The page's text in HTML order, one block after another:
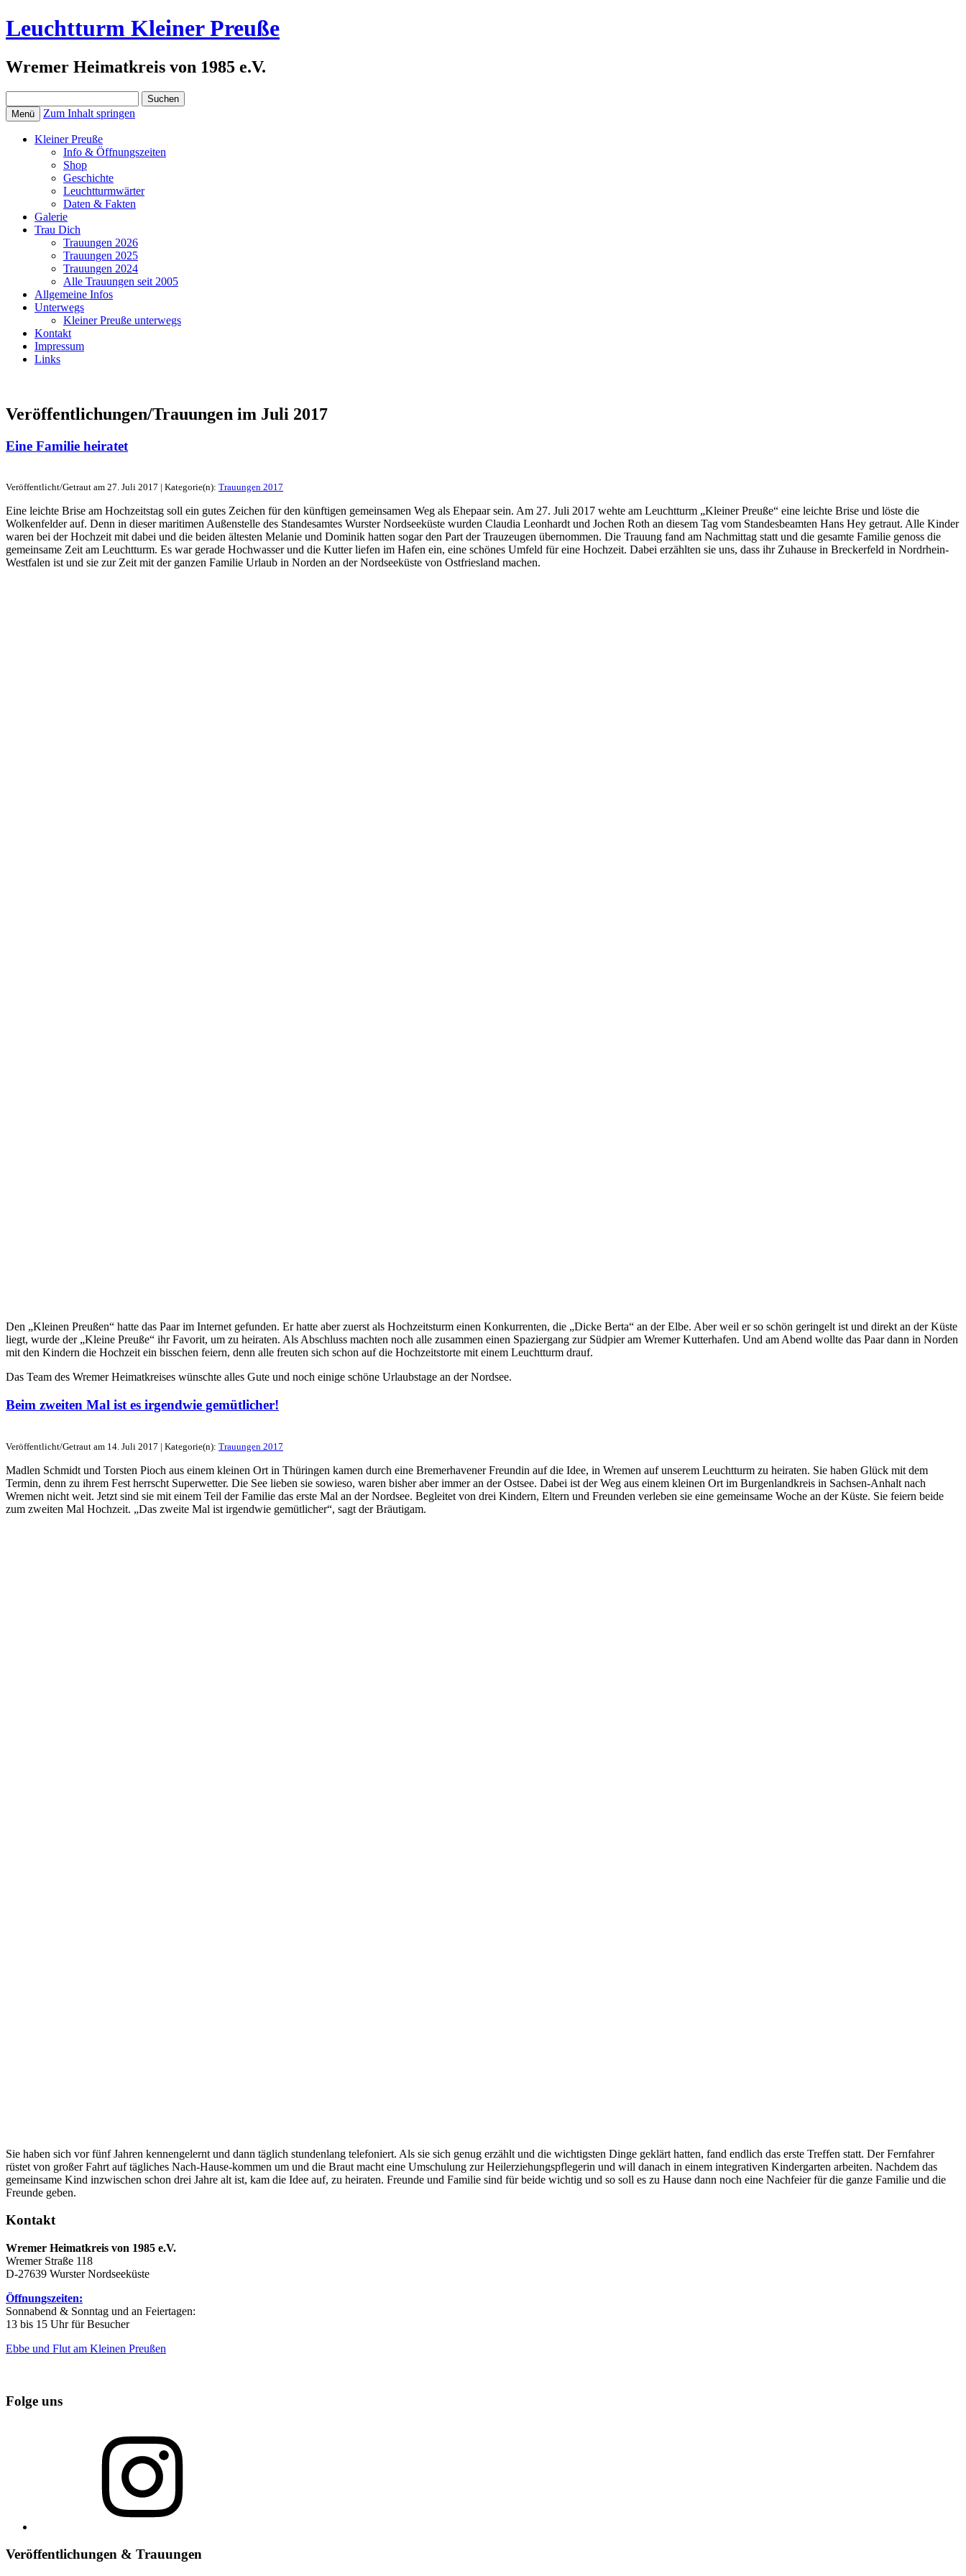
Leuchtturm Kleiner Preuße
Wremer Heimatkreis von 1985 e.V.
nach:
Menü Zum Inhalt springen
Kleiner Preuße
Info & Öffnungszeiten
Shop
Geschichte
Leuchtturmwärter
Daten & Fakten
Galerie
Trau Dich
Trauungen 2026
Trauungen 2025
Trauungen 2024
Alle Trauungen seit 2005
Allgemeine Infos
Unterwegs
Kleiner Preuße unterwegs
Kontakt
Impressum
Links
Veröffentlichungen/Trauungen im Juli 2017
Eine Familie heiratet
Veröffentlicht/Getraut am 27. Juli 2017 | Kategorie(n): Trauungen 2017
Eine leichte Brise am Hochzeitstag soll ein gutes Zeichen für den künftigen gemeinsamen Weg als Ehepaar sein. Am 27. Juli 2017 wehte am Leuchtturm „Kleiner Preuße“ eine leichte Brise und löste die
Wolkenfelder auf. Denn in dieser maritimen Außenstelle des Standesamtes Wurster Nordseeküste wurden Claudia Leonhardt und Jochen Roth an diesem Tag vom Standesbeamten Hans Hey getraut. Alle Kinder
waren bei der Hochzeit mit dabei und die beiden ältesten Melanie und Dominik hatten sogar den Part der Trauzeugen übernommen. Die Trauung fand am Nachmittag statt und die gesamte Familie genoss die
gemeinsame Zeit am Leuchtturm. Es war gerade Hochwasser und die Kutter liefen im Hafen ein, eine schönes Umfeld für eine Hochzeit. Dabei erzählten sie uns, dass ihr Zuhause in Breckerfeld in Nordrhein-
Westfalen ist und sie zur Zeit mit der ganzen Familie Urlaub in Norden an der Nordseeküste von Ostfriesland machen.
Den „Kleinen Preußen“ hatte das Paar im Internet gefunden. Er hatte aber zuerst als Hochzeitsturm einen Konkurrenten, die „Dicke Berta“ an der Elbe. Aber weil er so schön geringelt ist und direkt an der Küste
liegt, wurde der „Kleine Preuße“ ihr Favorit, um zu heiraten. Als Abschluss machten noch alle zusammen einen Spaziergang zur Südpier am Wremer Kutterhafen. Und am Abend wollte das Paar dann in Norden
mit den Kindern die Hochzeit ein bisschen feiern, denn alle freuten sich schon auf die Hochzeitstorte mit einem Leuchtturm drauf.
Das Team des Wremer Heimatkreises wünschte alles Gute und noch einige schöne Urlaubstage an der Nordsee.
Beim zweiten Mal ist es irgendwie gemütlicher!
Veröffentlicht/Getraut am 14. Juli 2017 | Kategorie(n): Trauungen 2017
Madlen Schmidt und Torsten Pioch aus einem kleinen Ort in Thüringen kamen durch eine Bremerhavener Freundin auf die Idee, in Wremen auf unserem Leuchtturm zu heiraten. Sie haben Glück mit dem
Termin, denn zu ihrem Fest herrscht Superwetter. Die See lieben sie sowieso, waren bisher aber immer an der Ostsee. Dabei ist der Weg aus einem kleinen Ort im Burgenlandkreis in Sachsen-Anhalt nach
Wremen nicht weit. Jetzt sind sie mit einem Teil der Familie das erste Mal an der Nordsee. Begleitet von drei Kindern, Eltern und Freunden verleben sie eine gemeinsame Woche an der Küste. Sie feiern beide
zum zweiten Mal Hochzeit. „Das zweite Mal ist irgendwie gemütlicher“, sagt der Bräutigam.
Sie haben sich vor fünf Jahren kennengelernt und dann täglich stundenlang telefoniert. Als sie sich genug erzählt und die wichtigsten Dinge geklärt hatten, fand endlich das erste Treffen statt. Der Fernfahrer
rüstet von großer Fahrt auf tägliches Nach-Hause-kommen um und die Braut macht eine Umschulung zur Heilerziehungspflegerin und will danach in einem integrativen Kindergarten arbeiten. Nachdem das
gemeinsame Kind inzwischen schon drei Jahre alt ist, kam die Idee auf, zu heiraten. Freunde und Familie sind für beide wichtig und so soll es zu Hause dann noch eine Nachfeier für die ganze Familie und die
Freunde geben.
Kontakt
Wremer Heimatkreis von 1985 e.V.
Wremer Straße 118
D-27639 Wurster Nordseeküste
Öffnungszeiten:
Sonnabend & Sonntag und an Feiertagen:
13 bis 15 Uhr für Besucher
Ebbe und Flut am Kleinen Preußen
Folge uns
Veröffentlichungen & Trauungen